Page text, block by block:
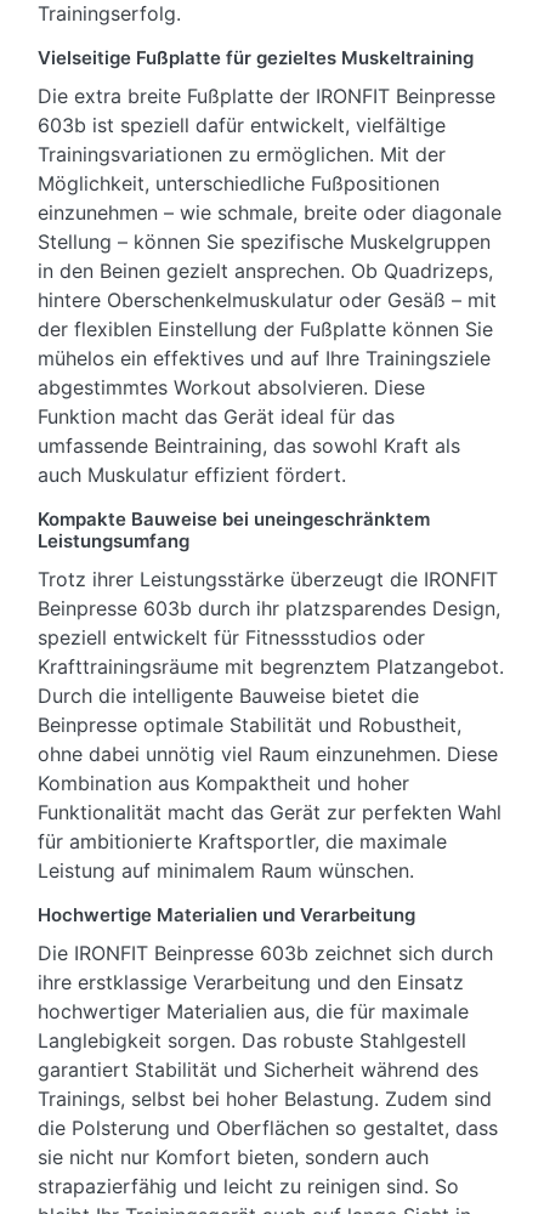
Trainingserfolg.
Vielseitige Fußplatte für gezieltes Muskeltraining
Die extra breite Fußplatte der IRONFIT Beinpresse
603b ist speziell dafür entwickelt, vielfältige
Trainingsvariationen zu ermöglichen. Mit der
Möglichkeit, unterschiedliche Fußpositionen
einzunehmen – wie schmale, breite oder diagonale
Stellung – können Sie spezifische Muskelgruppen
in den Beinen gezielt ansprechen. Ob Quadrizeps,
hintere Oberschenkelmuskulatur oder Gesäß – mit
der flexiblen Einstellung der Fußplatte können Sie
mühelos ein effektives und auf Ihre Trainingsziele
abgestimmtes Workout absolvieren. Diese
Funktion macht das Gerät ideal für das
umfassende Beintraining, das sowohl Kraft als
auch Muskulatur effizient fördert.
Kompakte Bauweise bei uneingeschränktem
Leistungsumfang
Trotz ihrer Leistungsstärke überzeugt die IRONFIT
Beinpresse 603b durch ihr platzsparendes Design,
speziell entwickelt für Fitnessstudios oder
Krafttrainingsräume mit begrenztem Platzangebot.
Durch die intelligente Bauweise bietet die
Beinpresse optimale Stabilität und Robustheit,
ohne dabei unnötig viel Raum einzunehmen. Diese
Kombination aus Kompaktheit und hoher
Funktionalität macht das Gerät zur perfekten Wahl
für ambitionierte Kraftsportler, die maximale
Leistung auf minimalem Raum wünschen.
Hochwertige Materialien und Verarbeitung
Die IRONFIT Beinpresse 603b zeichnet sich durch
ihre erstklassige Verarbeitung und den Einsatz
hochwertiger Materialien aus, die für maximale
Langlebigkeit sorgen. Das robuste Stahlgestell
garantiert Stabilität und Sicherheit während des
Trainings, selbst bei hoher Belastung. Zudem sind
die Polsterung und Oberflächen so gestaltet, dass
sie nicht nur Komfort bieten, sondern auch
strapazierfähig und leicht zu reinigen sind. So